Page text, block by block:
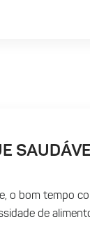
o bom tempo
de